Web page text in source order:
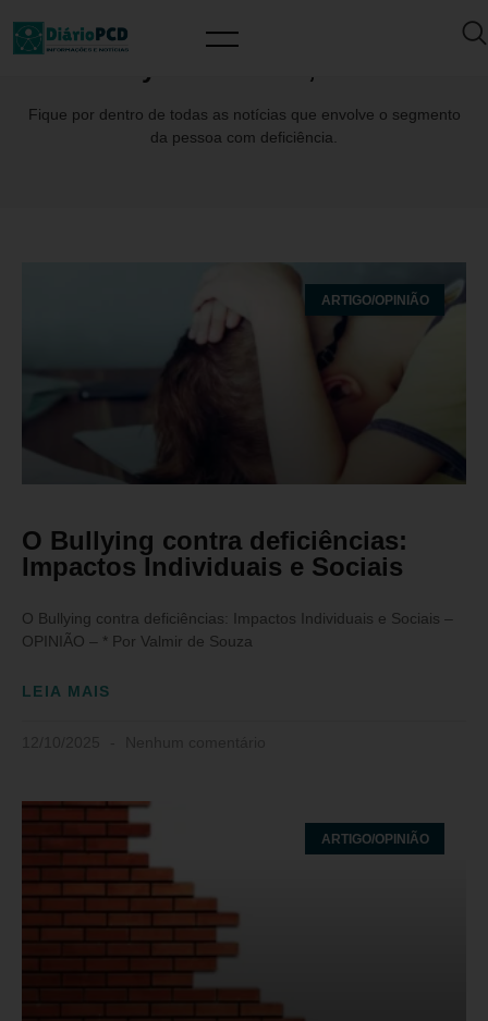
Fique por dentro de todas as notícias que envolve o segmento
da pessoa com deficiência.
ARTIGO/OPINIÃO
O Bullying contra deficiências:
Impactos Individuais e Sociais
O Bullying contra deficiências: Impactos Individuais e Sociais –
OPINIÃO – * Por Valmir de Souza
LEIA MAIS
ARTIGO/OPINIÃO